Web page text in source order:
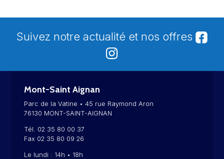
Suivez notre actualité et nos offres
Mont-Saint Aignan
Parc de la Vatine • 45 rue Raymond Aron
76130 MONT-SAINT-AIGNAN
Tél. 02 35 80 00 37
Fax 02 35 80 09 26
Le lundi : 14h • 18h